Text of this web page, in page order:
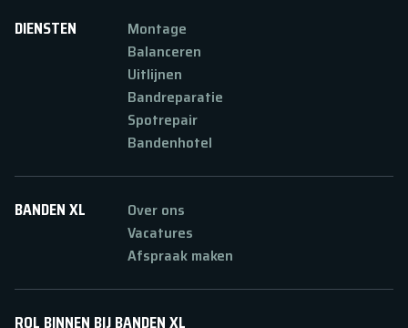
DIENSTEN
Montage
Balanceren
Uitlijnen
Bandreparatie
Spotrepair
Bandenhotel
BANDEN XL
Over ons
Vacatures
Afspraak maken
ROL BINNEN BIJ BANDEN XL